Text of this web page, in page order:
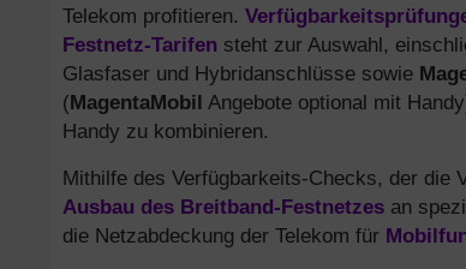
Telekom profitieren.
Festnetz-Tarifen steht zur Auswahl,
Glasfaser und Hybridanschlüsse sowie
(MagentaMobil Angebote optional mit
Handy zu kombinieren.
Mithilfe des Verfügbarkeits-Checks, der die
Ausbau des Breitband-Festnetzes an
die Netzabdeckung der Telekom für